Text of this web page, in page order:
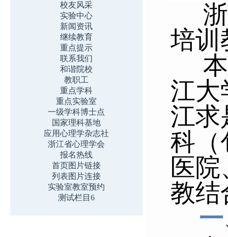
校友风采
实验中心
新闻资讯
继续教育
重点提示
联系我们
和谐院校
教职工
重点学科
重点实验室
一级学科博士点
国家理科基地
应用心理学杂志社
浙江省心理学会
报名热线
首页图片链接
列表图片连接
实验室教室预约
测试栏目6
培训
江大
江求
科（
医
教结
一